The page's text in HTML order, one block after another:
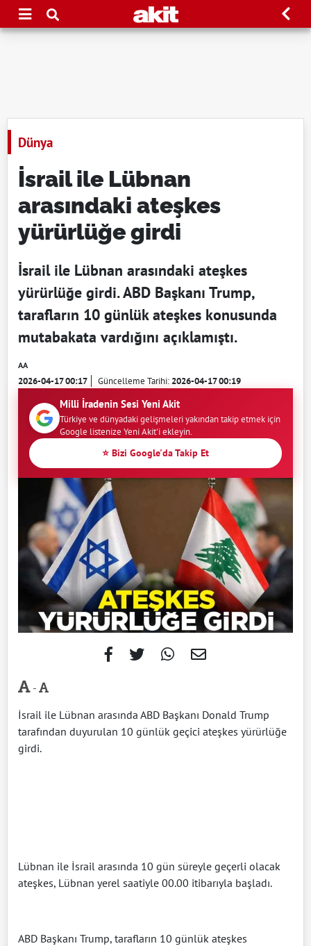
Dünya
İsrail ile Lübnan
arasındaki ateşkes
yürürlüğe girdi
İsrail ile Lübnan arasındaki ateşkes
yürürlüğe girdi. ABD Başkanı Trump,
tarafların 10 günlük ateşkes konusunda
mutabakata vardığını açıklamıştı.
AA
2026-04-17 00:17 Güncelleme Tarihi:2026-04-17 00:19
Milli İradenin Sesi Yeni Akit
Türkiye ve dünyadaki gelişmeleri yakından takip etmek için
Google listenize Yeni Akit'i ekleyin.
⭐ Bizi Google'da Takip Et
-
İsrail ile Lübnan arasında ABD Başkanı Donald Trump
tarafından duyurulan 10 günlük geçici ateşkes yürürlüğe
girdi.
Lübnan ile İsrail arasında 10 gün süreyle geçerli olacak
ateşkes, Lübnan yerel saatiyle 00.00 itibarıyla başladı.
ABD Başkanı Trump, tarafların 10 günlük ateşkes